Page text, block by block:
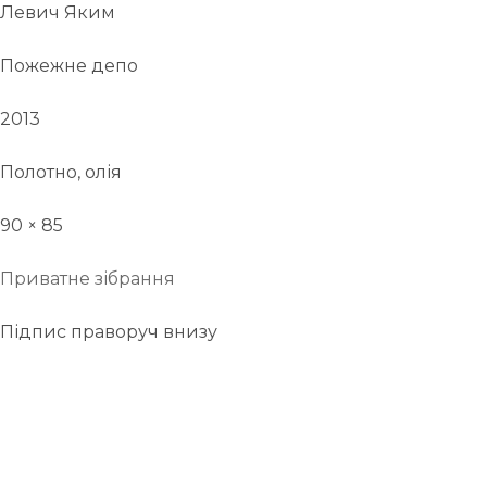
Левич Яким
Пожежне депо
2013
Полотно, олія
90 × 85
Приватне зібрання
Підпис праворуч внизу